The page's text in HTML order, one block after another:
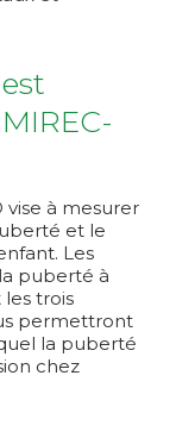
vise à mesurer
et le
Les
puberté à
les trois
permettront
la puberté
chez